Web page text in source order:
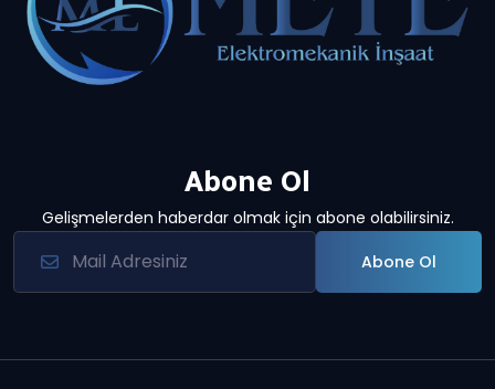
Abone Ol
Gelişmelerden haberdar olmak için abone olabilirsiniz.
Abone Ol